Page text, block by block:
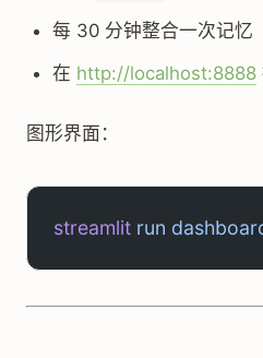
每 30 分钟整合一次记忆
在 http://localhost:8888
图形界面：
streamlit run